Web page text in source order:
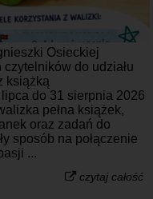
Osieckiej
czytelników do udziału
książką
do 31 sierpnia 2026
pełna książek,
oraz zadań do
sposób na połączenie
...
czytaj całość